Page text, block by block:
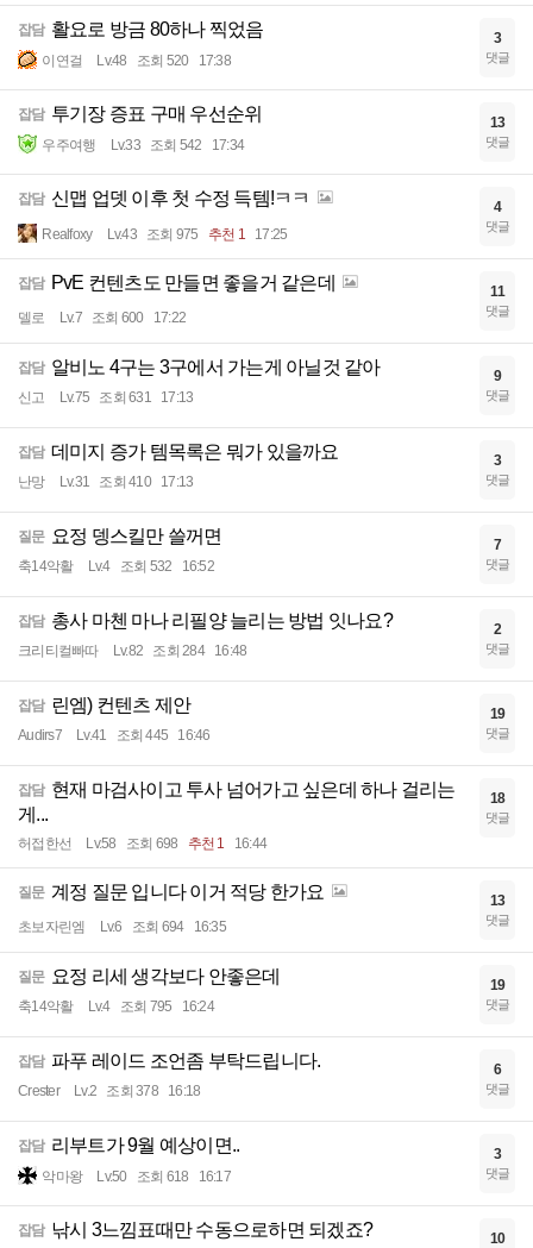
잡담 활요로 방금 80하나 찍었음
이연걸 Lv.48 조회 520 17:38
3
댓글
잡담 투기장 증표 구매 우선순위
우주여행 Lv.33 조회 542 17:34
13
댓글
잡담 신맵 업뎃 이후 첫 수정 득템!ㅋㅋ
Realfoxy Lv.43 조회 975 추천 1 17:25
4
댓글
잡담 PvE 컨텐츠도 만들면 좋을거 같은데
델로 Lv.7 조회 600 17:22
11
댓글
잡담 알비노 4구는 3구에서 가는게 아닐것 같아
신고 Lv.75 조회 631 17:13
9
댓글
잡담 데미지 증가 템목록은 뭐가 있을까요
난망 Lv.31 조회 410 17:13
3
댓글
질문 요정 뎅스킬만 쓸꺼면
축14악활 Lv.4 조회 532 16:52
7
댓글
잡담 총사 마첸 마나 리필양 늘리는 방법 잇나요?
크리티컬빠따 Lv.82 조회 284 16:48
2
댓글
잡담 린엠) 컨텐츠 제안
Audirs7 Lv.41 조회 445 16:46
19
댓글
잡담 현재 마검사이고 투사 넘어가고 싶은데 하나 걸리는
게...
허접한선 Lv.58 조회 698 추천 1 16:44
18
댓글
질문 계정 질문 입니다 이거 적당 한가요
초보자린엠 Lv.6 조회 694 16:35
13
댓글
질문 요정 리세 생각보다 안좋은데
축14악활 Lv.4 조회 795 16:24
19
댓글
잡담 파푸 레이드 조언좀 부탁드립니다.
Crester Lv.2 조회 378 16:18
6
댓글
잡담 리부트가 9월 예상이면..
악마왕 Lv.50 조회 618 16:17
3
댓글
잡담 낚시 3느낌표때만 수동으로하면 되겠죠? 10